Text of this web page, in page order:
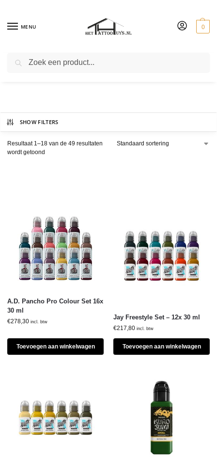
MENU 0
SHOW FILTERS
Resultaat 1–18 van de 49 resultaten
wordt getoond
A.D. Pancho Pro Colour Set 16x
30 ml
€278,30 incl. btw
Toevoegen aan winkelwagen
Jay Freestyle Set – 12x 30 ml
€217,80 incl. btw
Toevoegen aan winkelwagen